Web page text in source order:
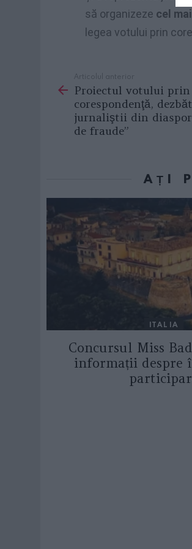
să organizeze cel
legea votului prin
more
Articolul anterior
Proiectul votului prin
corespondenţă,
jurnaliştii din
de fraude”
AȚI
ITALIA
Concursul Miss
informații despre